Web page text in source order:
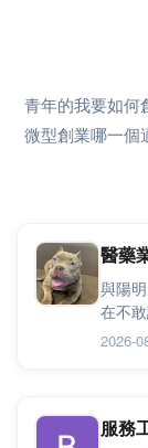
青年的我要如何
微型創業哪一個
醫藥
與陽
在不
2026-
服務